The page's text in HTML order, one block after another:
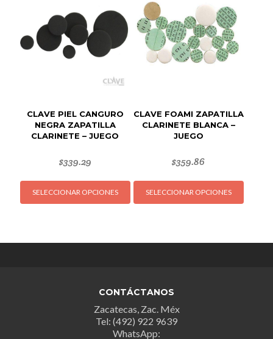
opciones
se
pueden
elegir
de
producto
CLAVE PIEL CANGURO
NEGRA ZAPATILLA
CLARINETE – JUEGO
$339.29
SELECCIONAR OPCIONES
Este
producto
pueden
elegir
en
CLAVE FOAMI ZAPATILLA
CLARINETE BLANCA –
JUEGO
$359.86
SELECCIONAR OPCIONES
Este
CONTÁCTANOS
Zacatecas, Zac. Méx
Tel: (492) 922 9639
WhatsApp: